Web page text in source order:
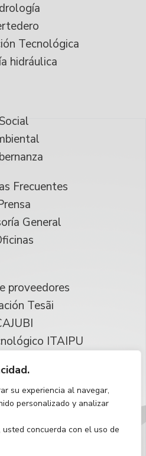
su experiencia al navegar,
personalizado y analizar
concuerda con el uso de
Tecnológica
hidráulica
Social
Frecuentes
General
proveedores
Tesãi
ITAIPU
los derechos